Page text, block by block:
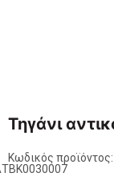
Τηγάνι
Κωδικός προϊόντος: